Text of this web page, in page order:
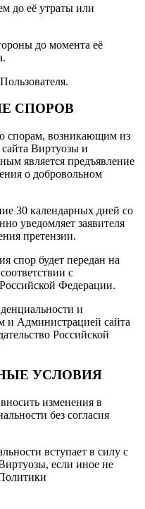
до её утраты или
до момента её
СПОРОВ
спорам, возникающим из
Виртуозы и
является предъявление
о добровольном
30 календарных дней со
уведомляет заявителя
претензии.
спор будет передан на
с
Федерации.
и
и Администрацией сайта
Российской
УСЛОВИЯ
изменения в
без согласия
вступает в силу с
если иное не